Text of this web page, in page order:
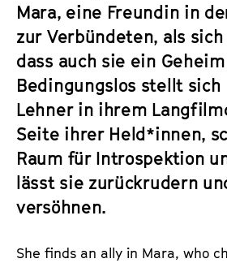
Mara, eine Freundin in
zur Verbündeten, als
dass auch sie ein
Bedingungslos stellt sich
Lehner in ihrem
Seite ihrer Held*innen,
Raum für Introspektion
lässt sie zurückrudern
versöhnen.
She finds an ally in Mara, who